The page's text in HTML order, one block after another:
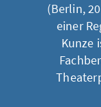
(Berlin,
einer
Kunze